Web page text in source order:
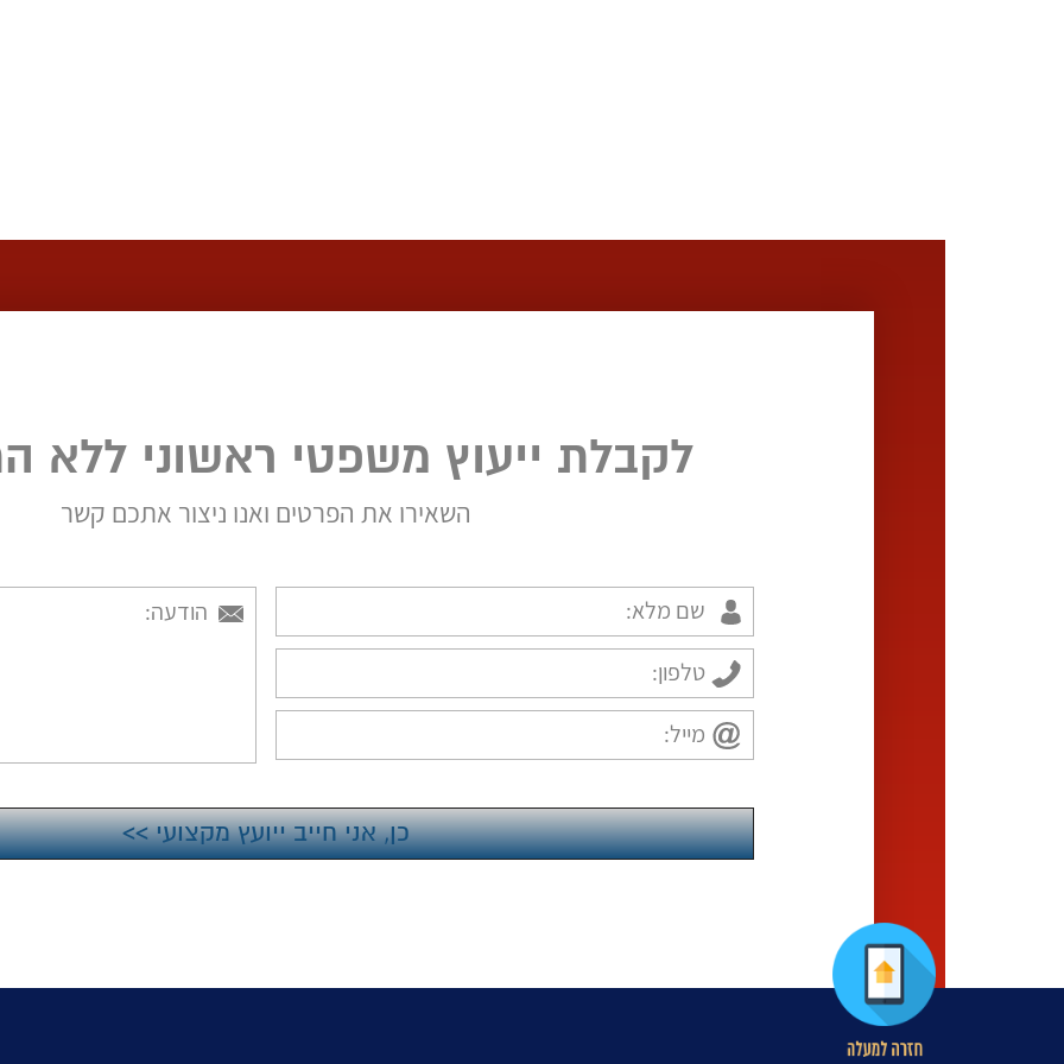
לקבלת ייעוץ משפטי ראשוני ללא
השאירו את הפרטים ואנו ניצור אתכם קשר